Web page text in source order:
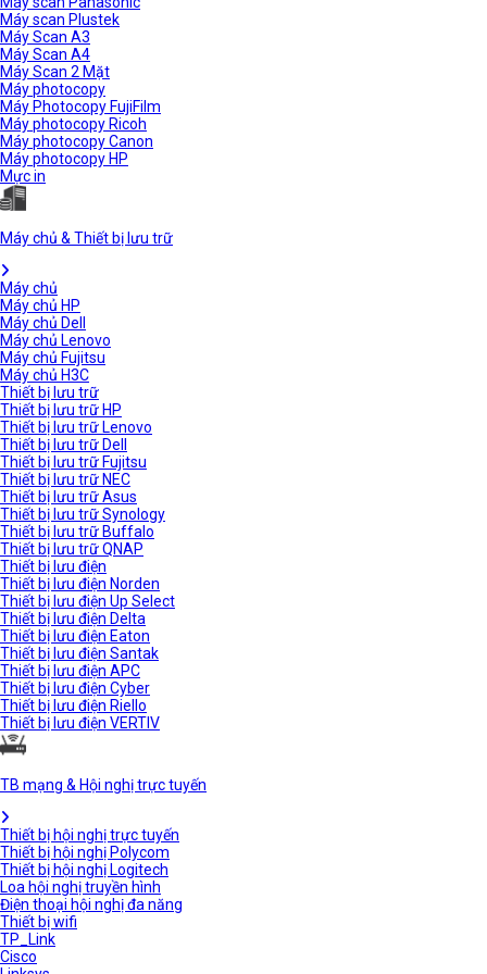
Máy scan Plustek
Máy Scan A3
Máy Scan A4
Máy Scan 2 Mặt
Máy photocopy
Máy Photocopy FujiFilm
Máy photocopy Ricoh
Máy photocopy Canon
Máy photocopy HP
Mực in
Máy chủ & Thiết bị lưu trữ
Máy chủ
Máy chủ HP
Máy chủ Dell
Máy chủ Lenovo
Máy chủ Fujitsu
Máy chủ H3C
Thiết bị lưu trữ
Thiết bị lưu trữ HP
Thiết bị lưu trữ Lenovo
Thiết bị lưu trữ Dell
Thiết bị lưu trữ Fujitsu
Thiết bị lưu trữ NEC
Thiết bị lưu trữ Asus
Thiết bị lưu trữ Synology
Thiết bị lưu trữ Buffalo
Thiết bị lưu trữ QNAP
Thiết bị lưu điện
Thiết bị lưu điện Norden
Thiết bị lưu điện Up Select
Thiết bị lưu điện Delta
Thiết bị lưu điện Eaton
Thiết bị lưu điện Santak
Thiết bị lưu điện APC
Thiết bị lưu điện Cyber
Thiết bị lưu điện Riello
Thiết bị lưu điện VERTIV
TB mạng & Hội nghị trực tuyến
Thiết bị hội nghị trực tuyến
Thiết bị hội nghị Polycom
Thiết bị hội nghị Logitech
Loa hội nghị truyền hình
Điện thoại hội nghị đa năng
Thiết bị wifi
TP_Link
Cisco